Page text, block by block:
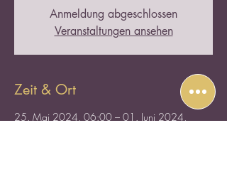
Anmeldung abgeschlossen
Veranstaltungen ansehen
Zeit & Ort
25. Mai 2024, 06:00 – 01. Juni 2024,